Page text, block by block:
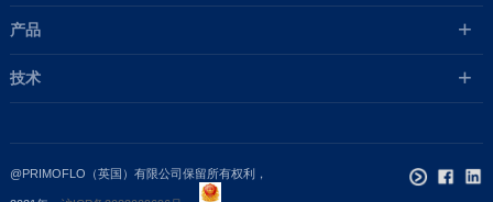
产品
技术
@PRIMOFLO（英国）有限公司保留所有权利，